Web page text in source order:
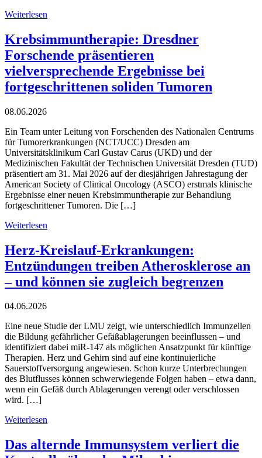
Weiterlesen
Krebsimmuntherapie: Dresdner
Forschende präsentieren
vielversprechende Ergebnisse bei
fortgeschrittenen soliden Tumoren
08.06.2026
Ein Team unter Leitung von Forschenden des Nationalen Centrums
für Tumorerkrankungen (NCT/UCC) Dresden am
Universitätsklinikum Carl Gustav Carus (UKD) und der
Medizinischen Fakultät der Technischen Universität Dresden (TUD)
präsentiert am 31. Mai 2026 auf der diesjährigen Jahrestagung der
American Society of Clinical Oncology (ASCO) erstmals klinische
Ergebnisse einer neuen Krebsimmuntherapie zur Behandlung
fortgeschrittener Tumoren. Die […]
Weiterlesen
Herz-Kreislauf-Erkrankungen:
Entzündungen treiben Atherosklerose an
– und können sie zugleich begrenzen
04.06.2026
Eine neue Studie der LMU zeigt, wie unterschiedlich Immunzellen
die Bildung gefährlicher Gefäßablagerungen beeinflussen – und
identifiziert dabei miR-147 als möglichen Ansatzpunkt für künftige
Therapien. Herz und Gehirn sind auf eine kontinuierliche
Sauerstoffversorgung angewiesen. Schon kurze Unterbrechungen
des Blutflusses können schwerwiegende Folgen haben – etwa dann,
wenn ein Gefäß durch Ablagerungen verengt oder verschlossen
wird. […]
Weiterlesen
Das alternde Immunsystem verliert die